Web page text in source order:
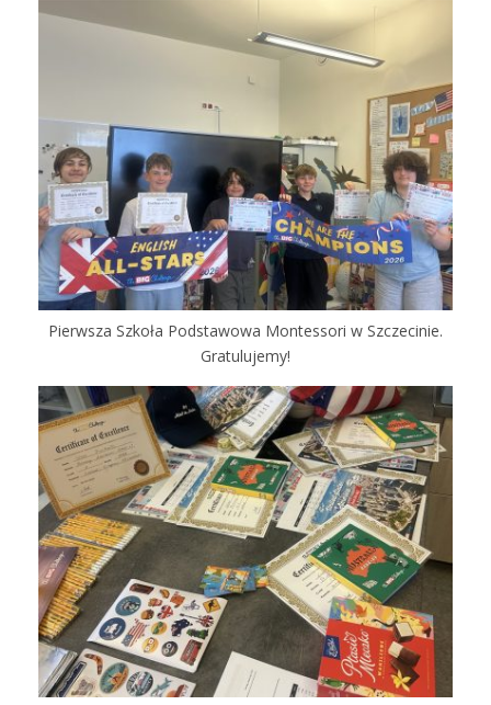
Pierwsza Szkoła Podstawowa Montessori w Szczecinie.
Gratulujemy!